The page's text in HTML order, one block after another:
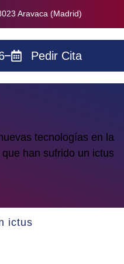
Aravaca (Madrid)
Pedir Cita
ictus